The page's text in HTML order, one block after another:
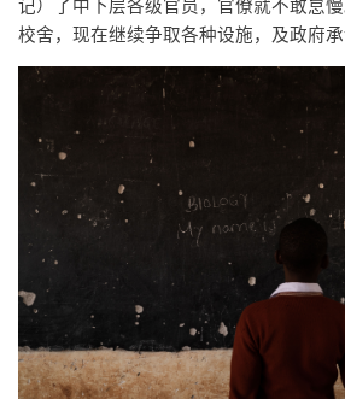
记）了中下层各级官员，官僚就不敢怠
校舍，现在继续争取各种设施，及政府承